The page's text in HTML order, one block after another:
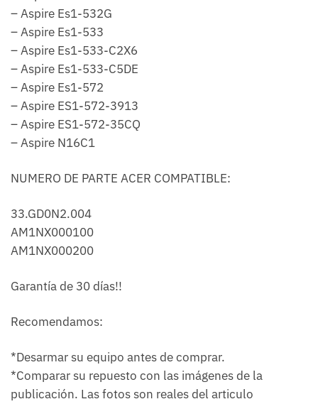
– Aspire Es1-532G
– Aspire Es1-533
– Aspire Es1-533-C2X6
– Aspire Es1-533-C5DE
– Aspire Es1-572
– Aspire ES1-572-3913
– Aspire ES1-572-35CQ
– Aspire N16C1
NUMERO DE PARTE ACER COMPATIBLE:
33.GD0N2.004
AM1NX000100
AM1NX000200
Garantía de 30 días!!
Recomendamos:
*Desarmar su equipo antes de comprar.
*Comparar su repuesto con las imágenes de la
publicación. Las fotos son reales del articulo